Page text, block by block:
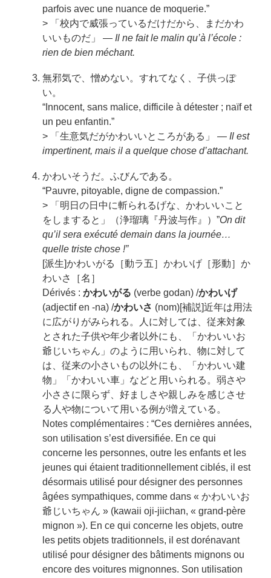
parfois avec une nuance de moquerie.”
> 「校内で威張っているだけだから、まだかわ
いいものだ」 — Il ne fait le malin qu’à l’école :
rien de bien méchant.
無邪気で、憎めない。すれてなく、子供っぽ
い。
“Innocent, sans malice, difficile à détester ; naïf et
un peu enfantin.”
> 「生意気だがかわいいところがある」 — Il est
impertinent, mais il a quelque chose d’attachant.
かわいそうだ。ふびんである。
“Pauvre, pitoyable, digne de compassion.”
> 「明日の日中に斬られるげな、かわいいこと
をしますると」（浄瑠璃『丹波与作』）”On dit
qu’il sera exécuté demain dans la journée…
quelle triste chose !”
[派生]かわいがる［動ラ五］かわいげ［形動］か
わいさ［名］
Dérivés : かわいがる (verbe godan) /かわいげ
(adjectif en -na) /かわいさ (nom)[補説]近年は用法
に広がりがみられる。人に対しては、従来対象
とされた子供や年少者以外にも、「かわいいお
爺じいちゃん」のように用いられ、物に対して
は、従来の小さいもの以外にも、「かわいい建
物」「かわいい車」などと用いられる。弱さや
小ささに限らず、好ましさや親しみを感じさせ
る人や物について用いる例が増えている。
Notes complémentaires : “Ces dernières années,
son utilisation s’est diversifiée. En ce qui
concerne les personnes, outre les enfants et les
jeunes qui étaient traditionnellement ciblés, il est
désormais utilisé pour désigner des personnes
âgées sympathiques, comme dans « かわいいお
爺じいちゃん » (kawaii oji-jiichan, « grand-père
mignon »). En ce qui concerne les objets, outre
les petits objets traditionnels, il est dorénavant
utilisé pour désigner des bâtiments mignons ou
encore des voitures mignonnes. Son utilisation